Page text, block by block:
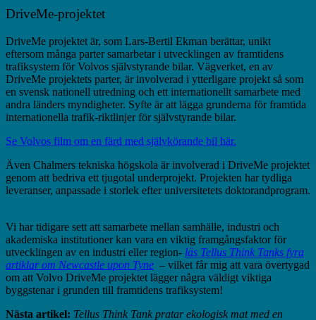
DriveMe-projektet
DriveMe projektet är, som Lars-Bertil Ekman berättar, unikt
eftersom många parter samarbetar i utvecklingen av framtidens
trafiksystem för Volvos självstyrande bilar. Vägverket, en av
DriveMe projektets parter, är involverad i ytterligare projekt så som
en svensk nationell utredning och ett internationellt samarbete med
andra länders myndigheter. Syfte är att lägga grunderna för framtida
internationella trafik-riktlinjer för självstyrande bilar.
Se Volvos film om en färd med självkörande bil här.
Även Chalmers tekniska högskola är involverad i DriveMe projektet
genom att bedriva ett tjugotal underprojekt. Projekten har tydliga
leveranser, anpassade i storlek efter universitetets doktorandprogram.
Vi har tidigare sett att samarbete mellan samhälle, industri och
akademiska institutioner kan vara en viktig framgångsfaktor för
utvecklingen av en industri eller region- läs Tellus Think Tanks fyra
artiklar om Newcastle upon Tyne – vilket får mig att vara övertygad
om att Volvo DriveMe projektet lägger några väldigt viktiga
byggstenar i grunden till framtidens trafiksystem!
Nästa artikel: Tellus Think Tank pratar ekologisk mat med en